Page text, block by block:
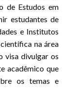
de Estudos em
estudantes de
e Institutos
na área
visa divulgar os
acadêmico que
os temas e